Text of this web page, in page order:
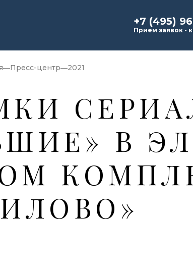
+7 (495)
Прием заявок -
Пресс-центр 2021
В